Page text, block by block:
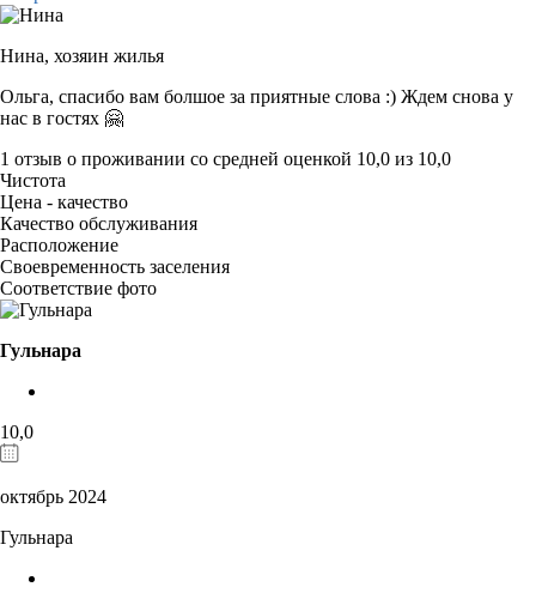
Нина, хозяин жилья
Ольга, спасибо вам болшое за приятные слова :) Ждем снова у
нас в гостях 🤗
1 отзыв о проживании со средней оценкой 10,0 из 10,0
Чистота
Цена - качество
Качество обслуживания
Расположение
Своевременность заселения
Соответствие фото
Гульнара
10,0
октябрь 2024
Гульнара